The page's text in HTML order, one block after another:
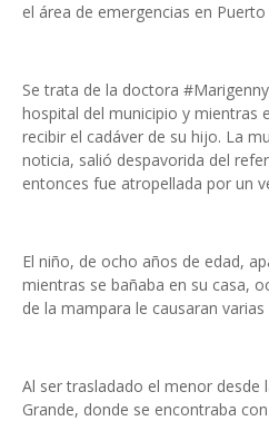
el área de emergencias en
Se trata de la doctora
hospital del municipio y mientras
recibir el cadáver de su hijo. La
noticia, salió despavorida del
entonces fue atropellada por un
El niño, de ocho años de edad,
mientras se bañaba en su casa,
de la mampara le causaran
Al ser trasladado el menor desde
Grande, donde se encontraba